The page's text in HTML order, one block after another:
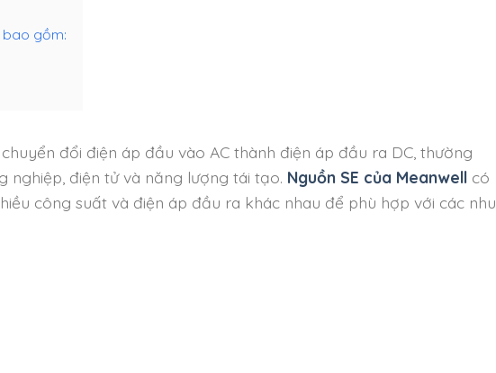
bao gồm:
đổi điện áp đầu vào AC thành điện áp đầu ra DC, thường
nghiệp, điện tử và năng lượng tái tạo. Nguồn SE của Meanwell có
công suất và điện áp đầu ra khác nhau để phù hợp với các nhu